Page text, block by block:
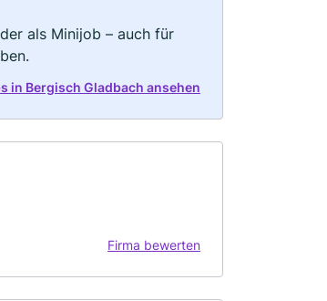
als Minijob – auch für
in Bergisch Gladbach ansehen
Firma bewerten